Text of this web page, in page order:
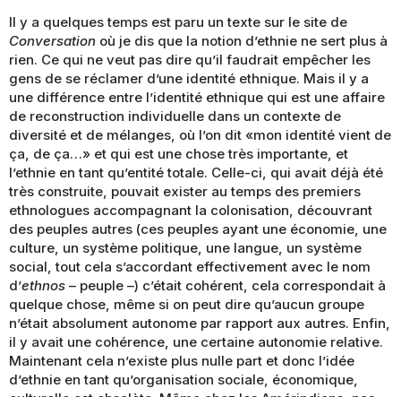
Il y a quelques temps est paru un texte sur le site de
Conversation où je dis que la notion d’ethnie ne sert plus à
rien. Ce qui ne veut pas dire qu’il faudrait empêcher les
gens de se réclamer d’une identité ethnique. Mais il y a
une différence entre l’identité ethnique qui est une affaire
de reconstruction individuelle dans un contexte de
diversité et de mélanges, où l’on dit «mon identité vient de
ça, de ça…» et qui est une chose très importante, et
l’ethnie en tant qu’entité totale. Celle-ci, qui avait déjà été
très construite, pouvait exister au temps des premiers
ethnologues accompagnant la colonisation, découvrant
des peuples autres (ces peuples ayant une économie, une
culture, un système politique, une langue, un système
social, tout cela s’accordant effectivement avec le nom
d’ethnos – peuple –) c’était cohérent, cela correspondait à
quelque chose, même si on peut dire qu’aucun groupe
n’était absolument autonome par rapport aux autres. Enfin,
il y avait une cohérence, une certaine autonomie relative.
Maintenant cela n’existe plus nulle part et donc l’idée
d’ethnie en tant qu’organisation sociale, économique,